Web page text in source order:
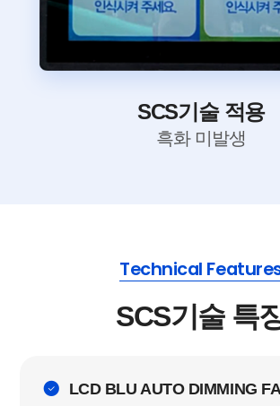
SCS기술 적용
흑화 미발생
Technical
SCS기술 특
LCD BLU AUTO DIMMING